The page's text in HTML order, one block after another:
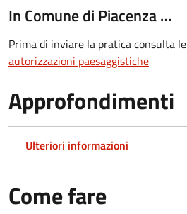
In Comune di Piacenza …
Prima di inviare la pratica consulta le
autorizzazioni paesaggistiche
Approfondimenti
Ulteriori informazioni
Come fare